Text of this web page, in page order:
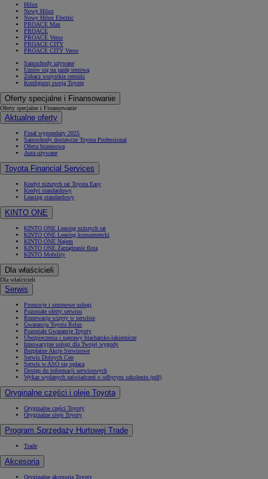
Hilux
Nowy Hilux
Nowy Hilux Electric
PROACE Max
PROACE
PROACE Verso
PROACE CITY
PROACE CITY Verso
Samochody używane
Umów się na jazdę testową
Zobacz wszystkie cenniki
Konfiguruj swoją Toyotę
Oferty specjalne i Finansowanie
Oferty specjalne i Finansowanie
Aktualne oferty
Finał wyprzedaży 2025
Samochody dostawcze Toyota Professional
Oferta biznesowa
Auta używane
Toyota Financial Services
Kredyt niższych rat Toyota Easy
Kredyt standardowy
Leasing standardowy
KINTO ONE
KINTO ONE Leasing niższych rat
KINTO ONE Leasing konsumencki
KINTO ONE Najem
KINTO ONE Zarządzanie flotą
KINTO Mobility
Dla właścicieli
Dla właścicieli
Serwis
Promocje i sezonowe usługi
Pozostałe oferty serwisu
Rezerwacja wizyty w serwisie
Gwarancja Toyota Relax
Pozostałe Gwarancje Toyoty
Ubezpieczenia i naprawy blacharsko-lakiernicze
Innowacyjne usługi dla Twojej wygody
Bezpłatne Akcje Serwisowe
Serwis Dobrych Cen
Serwis w ASO się opłaca
Dostęp do informacji serwisowych
Wykaz wydanych zaświadczeń o odbytym szkoleniu (pdf)
Oryginalne części i oleje Toyota
Oryginalne części Toyoty
Oryginalne oleje Toyoty
Program Sprzedaży Hurtowej Trade
Trade
Akcesoria
Oryginalne akcesoria Toyoty